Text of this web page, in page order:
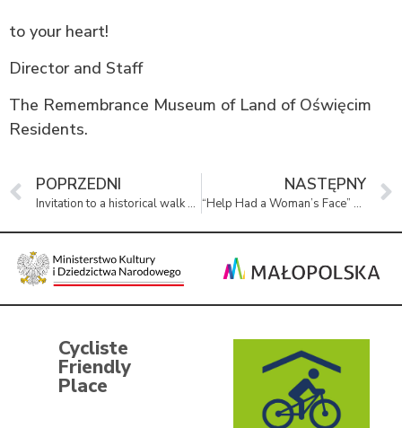
to your heart!
Director and Staff
The Remembrance Museum of Land of Oświęcim
Residents.
POPRZEDNI
Invitation to a historical walk around the former Barrack Settlement (Osada Barakowa)
NASTĘPNY
“Help Had a Woman’s Face” – A Unique Workshop for Adults
Cycliste
Friendly
Place